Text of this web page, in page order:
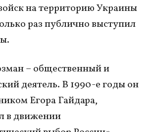
на территорию Украины
раз публично выступил
– общественный и
деятель. В 1990-е годы он
Егора Гайдара,
в движении